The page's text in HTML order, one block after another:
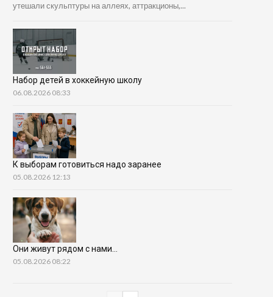
утешали скульптуры на аллеях, аттракционы,...
Набор детей в хоккейную школу
06.08.2026 08:33
К выборам готовиться надо заранее
05.08.2026 12:13
Они живут рядом с нами…
05.08.2026 08:22